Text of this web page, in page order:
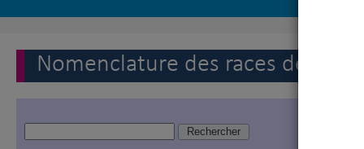
Nomenclature des races de la